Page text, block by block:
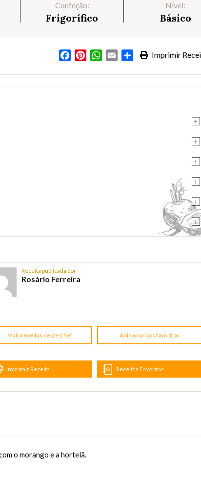
Confeção:
Frigorífico
Nível:
Básico
Imprimir
FacebookPinterestWhatsApp
Email Partilhar
+
+
+
+
+
+
Receita publicada por
Rosário Ferreira
Mais receitas deste Chef Adicionar aos favoritos
Imprimir Receita Receitas Favoritas
o morango e a hortelã.